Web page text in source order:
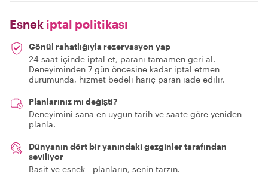
Esnek iptal politikası
Gönül rahatlığıyla rezervasyon yap
24 saat içinde iptal et, paranı tamamen geri al.
Deneyiminden 7 gün öncesine kadar iptal etmen
durumunda, hizmet bedeli hariç paran iade edilir.
Planlarınız mı değişti?
Deneyimini sana en uygun tarih ve saate göre yeniden
planla.
Dünyanın dört bir yanındaki gezginler tarafından
seviliyor
Basit ve esnek - planların, senin tarzın.